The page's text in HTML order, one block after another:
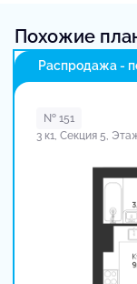
Похожие
Распродажа -
№ 151
3 к1, Секция 5,